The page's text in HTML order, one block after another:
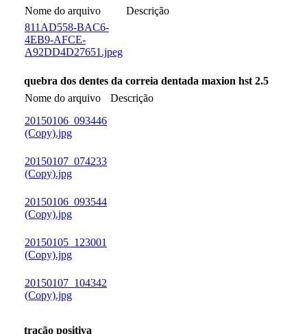
Nome do arquivo
Descrição
811AD558-BAC6-
4EB9-AFCE-
A92DD4D27651.jpeg
quebra dos dentes da correia dentada maxion hst 2.5
Nome do arquivo
Descrição
20150106_093446
(Copy).jpg
20150107_074233
(Copy).jpg
20150106_093544
(Copy).jpg
20150105_123001
(Copy).jpg
20150107_104342
(Copy).jpg
tração positiva